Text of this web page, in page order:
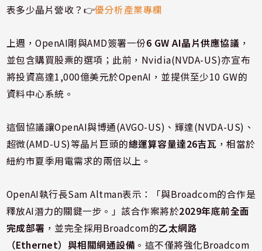
表多少晶片營收？👉優分析產業專欄
上週，OpenAI剛與AMD簽署一份6 GW AI晶片供應協議 ，
並包含購買股票的選項；此前，Nvidia(NVDA-US)亦宣布
將投資高達1,000億美元於OpenAI，並提供至少10 GW的
資料中心系統。
這個協議讓OpenAI與博通(AVGO-US)、輝達(NVDA-US)、
超微(AMD-US)等晶片巨頭的總運算容量達26吉瓦 ，相當於
紐約市夏季用電需求的兩倍以上。
OpenAI執行長Sam Altman表示：「與Broadcom的合作是
釋放AI潛力的關鍵一步。」該合作案將於2029年底前全面
完成部署 ，並完全採用Broadcom的乙太網路
（Ethernet）與相關網通設備 。這不僅將強化Broadcom